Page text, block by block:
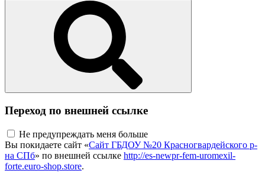
Переход по внешней ссылке
Не предупреждать меня больше
Вы покидаете сайт «Сайт ГБДОУ №20 Красногвардейского р-
на СПб» по внешней ссылке http://es-newpr-fem-uromexil-
forte.euro-shop.store.